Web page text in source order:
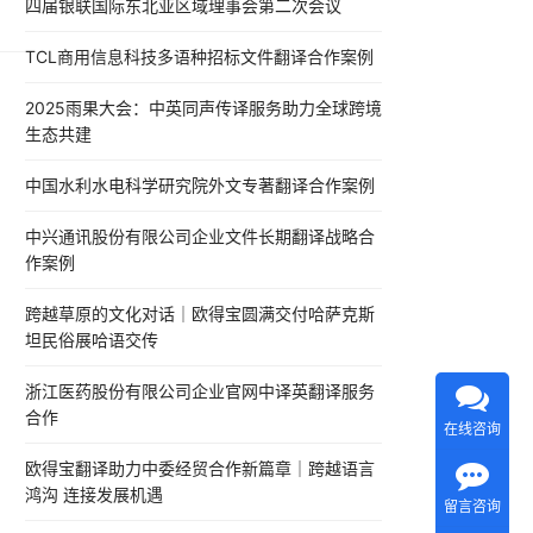
四届银联国际东北亚区域理事会第二次会议
TCL商用信息科技多语种招标文件翻译合作案例
2025雨果大会：中英同声传译服务助力全球跨境
生态共建
中国水利水电科学研究院外文专著翻译合作案例
中兴通讯股份有限公司企业文件长期翻译战略合
作案例
跨越草原的文化对话｜欧得宝圆满交付哈萨克斯
坦民俗展哈语交传
浙江医药股份有限公司企业官网中译英翻译服务
合作
欧得宝翻译助力中委经贸合作新篇章｜跨越语言
鸿沟 连接发展机遇
在线咨询
留言咨询